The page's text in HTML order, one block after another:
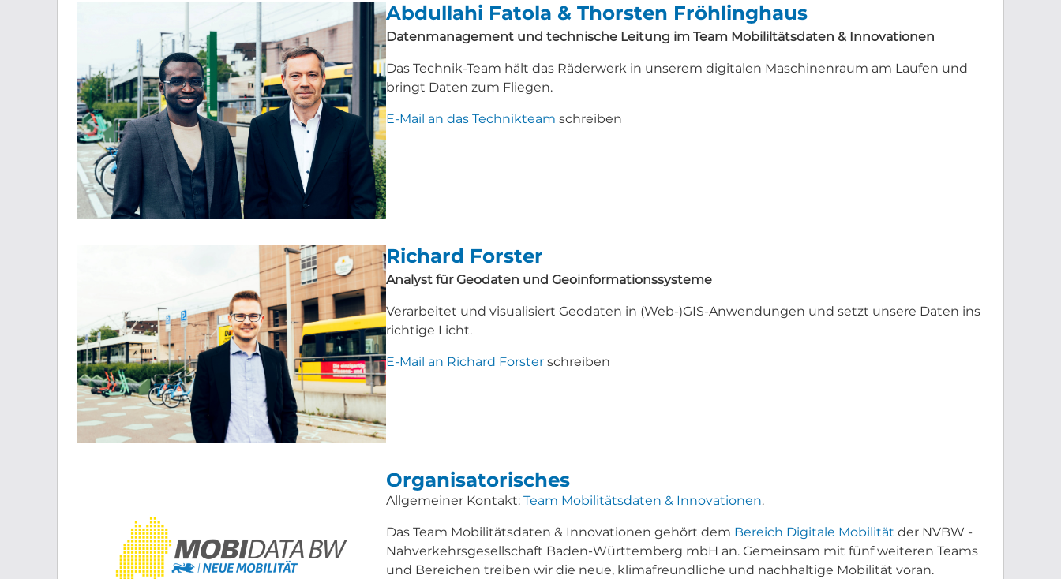
Abdullahi Fatola & Thorsten Fröhlinghaus
Datenmanagement und technische Leitung im Team Mobililtätsdaten & Innovationen
Das Technik-Team hält das Räderwerk in unserem digitalen Maschinenraum am Laufen und
bringt Daten zum Fliegen.
E-Mail an das Technikteam schreiben
Richard Forster
Analyst für Geodaten und Geoinformationssysteme
Verarbeitet und visualisiert Geodaten in (Web-)GIS-Anwendungen und setzt unsere Daten ins
richtige Licht.
E-Mail an Richard Forster schreiben
Organisatorisches
Allgemeiner Kontakt: Team Mobilitätsdaten & Innovationen.
Das Team Mobilitätsdaten & Innovationen gehört dem Bereich Digitale Mobilität der NVBW -
Nahverkehrsgesellschaft Baden-Württemberg mbH an. Gemeinsam mit fünf weiteren Teams
und Bereichen treiben wir die neue, klimafreundliche und nachhaltige Mobilität voran.